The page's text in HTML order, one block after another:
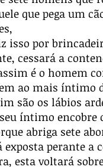
que pega um
isso por
cessará a
é o homem
ao mais íntimo
são os lábios
íntimo encobre
abriga sete
perante a
esta voltará